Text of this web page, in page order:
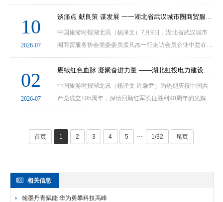
产业供需对接交流会在武钢宾馆会议室顺利举行。会议
以“精准打通上下游产业链供需渠道，搭建长效产业协···
10
2026-07
谈痛点 献良策 谋发展 一一湖北省武汉城市圈商贸服务协会一行走访中楚在线国际拍卖有限公司
中国旅游时报湖北讯（杨泽文）7月9日，湖北省武汉城市
圈商贸服务协会党委委员孟凡杰一行走访会员企业中楚在线
国际拍卖有限公司开展调研活动，深入了解企业经营现状，
面对面倾听发展诉求，并为企业高质量发展把脉问诊···
02
2026-07
赓续红色血脉 凝聚奋进力量 ——湖北虹投电力建设有限公司党支部庆“七一”主题党日活动侧记
中国旅游时报湖北讯（杨泽文 许馨尹）为热烈庆祝中国共
产党成立105周年，深情回顾红军长征胜利90周年的光辉历
程，进一步激发全体党员的爱党爱国热情和干事创业斗志，
首页
1 2 3 4 5 ··· 1/32 尾页
相关信息
翰墨丹青赋能 华为勇攀科技高峰